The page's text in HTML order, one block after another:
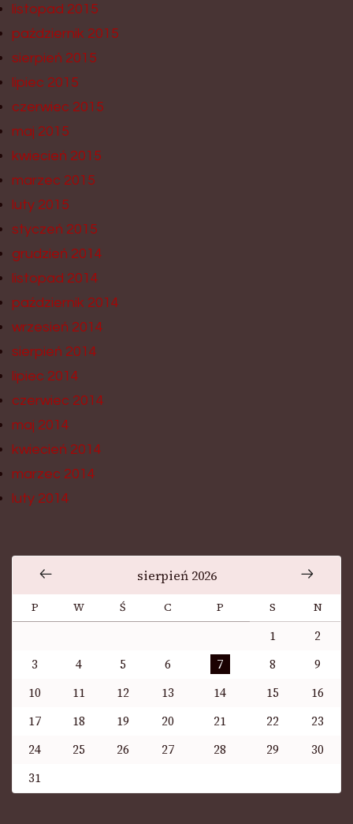
listopad 2015
październik 2015
sierpień 2015
lipiec 2015
czerwiec 2015
maj 2015
kwiecień 2015
marzec 2015
luty 2015
styczeń 2015
grudzień 2014
listopad 2014
październik 2014
wrzesień 2014
sierpień 2014
lipiec 2014
czerwiec 2014
maj 2014
kwiecień 2014
marzec 2014
luty 2014
sierpień 2026
P W Ś C P S N
1
2
3
4 5 6 7 8
9
10
11 12 13 14 15
16
17
18 19 20 21 22
23
24
25 26 27 28 29
30
31